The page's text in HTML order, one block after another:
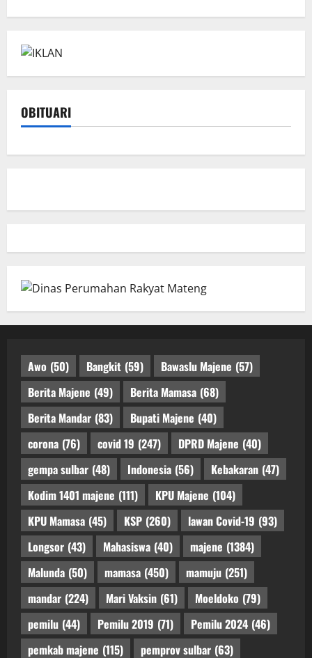
OBITUARI
Awo (50) Bangkit (59) Bawaslu Majene (57)
Berita Majene (49) Berita Mamasa (68)
Berita Mandar (83) Bupati Majene (40)
corona (76) covid 19 (247) DPRD Majene (40)
gempa sulbar (48) Indonesia (56) Kebakaran (47)
Kodim 1401 majene (111) KPU Majene (104)
KPU Mamasa (45) KSP (260) lawan Covid-19 (93)
Longsor (43) Mahasiswa (40) majene (1384)
Malunda (50) mamasa (450) mamuju (251)
mandar (224) Mari Vaksin (61) Moeldoko (79)
pemilu (44) Pemilu 2019 (71) Pemilu 2024 (46)
pemkab majene (115) pemprov sulbar (63)